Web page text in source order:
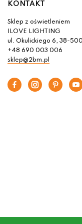
KONTAKT
Sklep z oświetleniem
ILOVE LIGHTING
ul. Okulickiego 6, 38-
+48 690 003 006
sklep@2bm.pl